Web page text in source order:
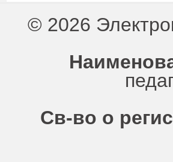
© 2026
Св-во о